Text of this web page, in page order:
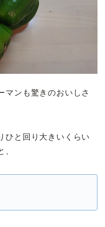
マンも驚きのおいしさ
ひと回り大きいくらい
、